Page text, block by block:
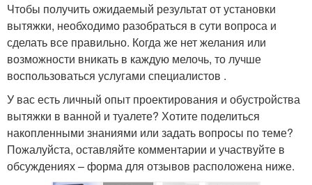
Чтобы получить ожидаемый результат от установки
вытяжки, необходимо разобраться в сути вопроса и
сделать все правильно. Когда же нет желания или
возможности вникать в каждую мелочь, то лучше
воспользоваться услугами специалистов .
У вас есть личный опыт проектирования и обустройства
вытяжки в ванной и туалете? Хотите поделиться
накопленными знаниями или задать вопросы по теме?
Пожалуйста, оставляйте комментарии и участвуйте в
обсуждениях – форма для отзывов расположена ниже.